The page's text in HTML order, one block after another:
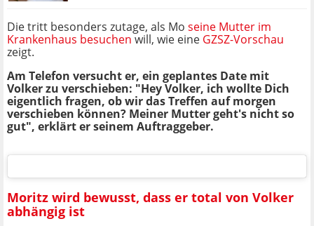
Die tritt besonders zutage, als Mo seine Mutter im
Krankenhaus besuchen will, wie eine GZSZ-Vorschau
zeigt.
Am Telefon versucht er, ein geplantes Date mit
Volker zu verschieben: "Hey Volker, ich wollte Dich
eigentlich fragen, ob wir das Treffen auf morgen
verschieben können? Meiner Mutter geht's nicht so
gut", erklärt er seinem Auftraggeber.
Moritz wird bewusst, dass er total von Volker
abhängig ist